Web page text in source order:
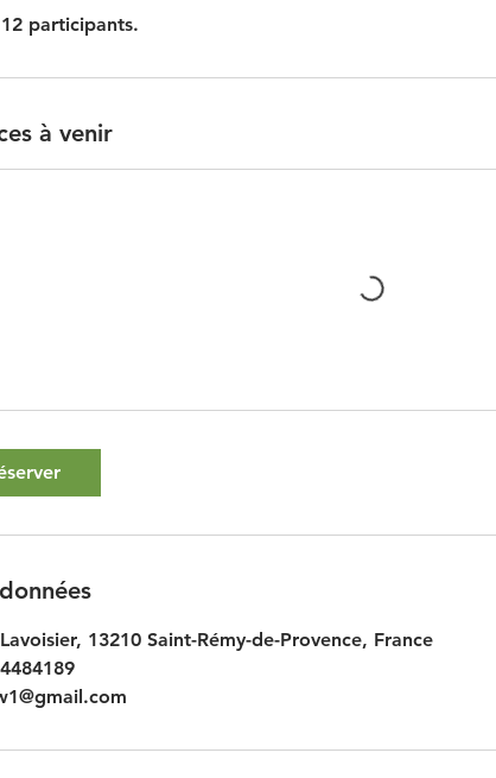
participants.
à venir
13210 Saint-Rémy-de-Provence, France